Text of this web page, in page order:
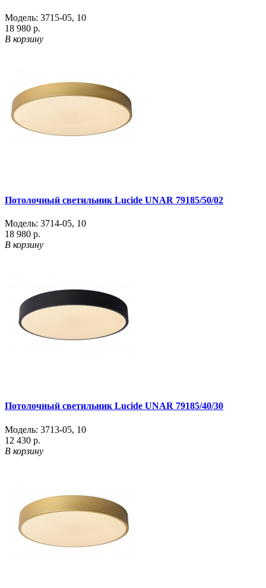
Модель: 3715-05, 10
18 980 р.
В корзину
Потолочный светильник Lucide UNAR 79185/50/02
Модель: 3714-05, 10
18 980 р.
В корзину
Потолочный светильник Lucide UNAR 79185/40/30
Модель: 3713-05, 10
12 430 р.
В корзину